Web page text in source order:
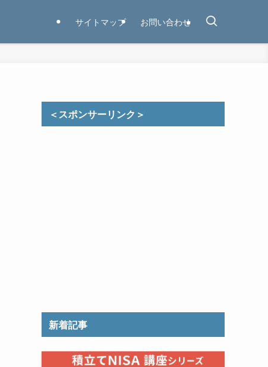
サイトマップ お問い合わせ
＜スポンサーリンク＞
新着記事